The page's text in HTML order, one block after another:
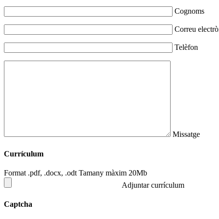
Cognoms
Correu
Telèfon
Missatge
Currículum
Format .pdf, .docx, .odt Tamany màxim 20Mb
Adjuntar currículum
Captcha